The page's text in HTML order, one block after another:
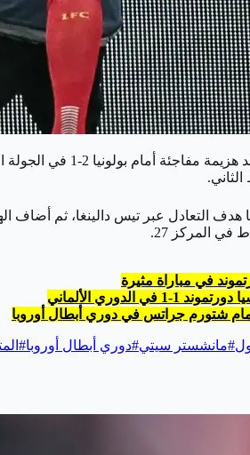
2-1 في الجولة السابعة من دوري أبطال أوروبا، تقدم
في مباراة مثيرة
الدوري الألماني
شتورم جراتس في دوري أبطال أوروبا
#مانشستر سيتي#دوري أبطال أوروبا#